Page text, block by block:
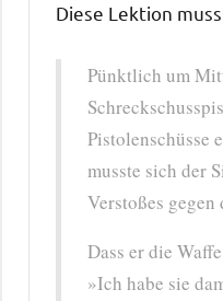
Diese Lektion
Pünktlich um
Pistolenschüsse
musste sich der
Verstoßes gegen
Dass er die
»Ich habe sie